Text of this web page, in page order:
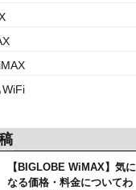
WiFi
【BIGLOBE WiMAX】気に
なる価格・料金についてわ